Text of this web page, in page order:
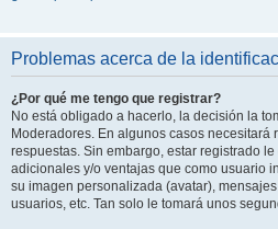
Problemas acerca de la
¿Por qué me tengo que registrar?
No está obligado a hacerlo, la decisión la
Moderadores. En algunos casos necesitará
respuestas. Sin embargo, estar registrado
adicionales y/o ventajas que como usuario
su imagen personalizada (avatar),
usuarios, etc. Tan solo le tomará unos